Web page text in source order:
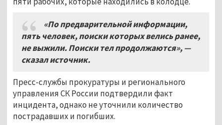
«По предварительной информации,
пять человек, поиски которых велись ранее,
не выжили. Поиски тел продолжаются», —
сказал источник.
Пресс-службы прокуратуры и регионального
управления СК России подтвердили факт
инцидента, однако не уточнили количество
пострадавших и погибших.